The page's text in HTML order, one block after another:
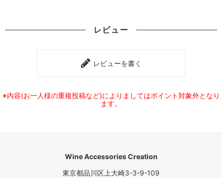
レビュー
レビューを書く
※内容(お一人様の重複投稿など)によりましてはポイント対象外となり
ます。
Wine Accessories Creation
東京都品川区上大崎3-3-9-109